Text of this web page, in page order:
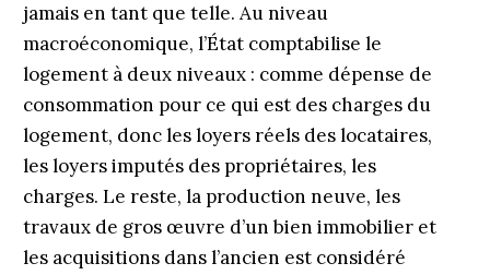
jamais en tant que telle. Au niveau
macroéconomique, l’État comptabilise le
logement à deux niveaux : comme dépense de
consommation pour ce qui est des charges du
logement, donc les loyers réels des locataires,
les loyers imputés des propriétaires, les
charges. Le reste, la production neuve, les
travaux de gros œuvre d’un bien immobilier et
les acquisitions dans l’ancien est considéré